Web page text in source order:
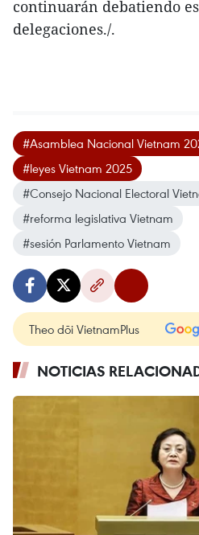
continuarán debatiendo
delegaciones./.
#Asamblea Nacional Vietnam
#leyes Vietnam 2025
#Consejo Nacional Electoral
#reforma legislativa Vietnam
#sesión Parlamento Vietnam
Theo dõi VietnamPlus
NOTICIAS